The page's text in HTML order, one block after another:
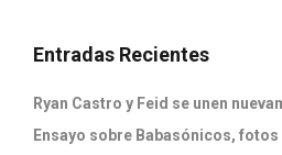
Entradas Recientes
Ryan Castro y Feid se unen
Ensayo sobre Babasónicos,